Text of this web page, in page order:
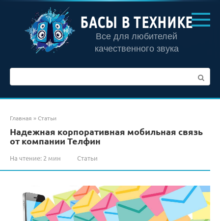
контенту
БАСЫ В ТЕХНИКЕ
Все для любителей
качественного звука
Главная »Статьи
Надежная корпоративная мобильная связь
от компании Телфин
На чтение: 2 мин Статьи